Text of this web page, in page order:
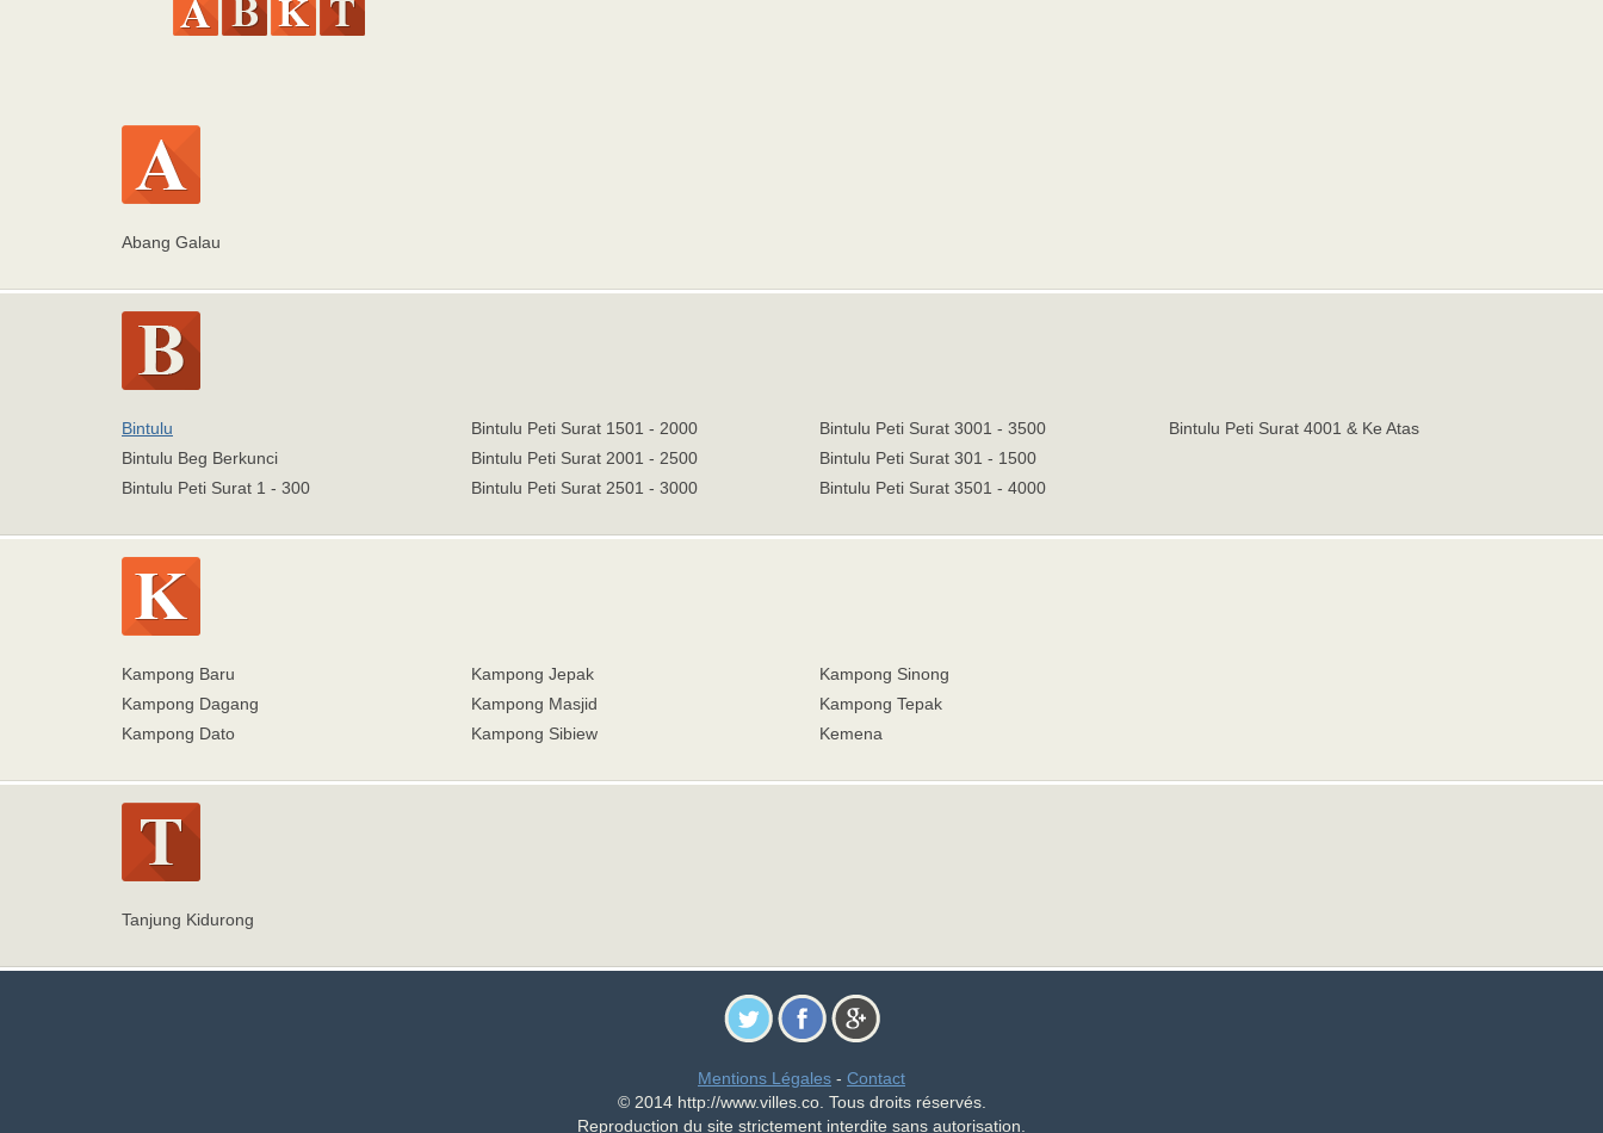
Abang Galau
Bintulu
Bintulu Beg Berkunci
Bintulu Peti Surat 1 - 300
Bintulu Peti Surat 1501 - 2000
Bintulu Peti Surat 2001 - 2500
Bintulu Peti Surat 2501 - 3000
Bintulu Peti Surat 3001 - 3500
Bintulu Peti Surat 301 - 1500
Bintulu Peti Surat 3501 - 4000
Bintulu Peti Surat 4001 & Ke Atas
Kampong Baru
Kampong Dagang
Kampong Dato
Kampong Jepak
Kampong Masjid
Kampong Sibiew
Kampong Sinong
Kampong Tepak
Kemena
Tanjung Kidurong
Mentions Légales - Contact
© 2014 http://www.villes.co. Tous droits réservés.
Reproduction du site strictement interdite sans autorisation.